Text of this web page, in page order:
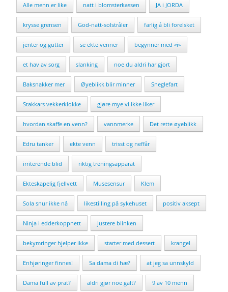
Alle menn er like natt i blomsterkassen JA i JORDA
krysse grensen God-natt-solstråler farlig å bli forelsket
jenter og gutter se ekte venner begynner med «i»
et hav av sorg slanking noe du aldri har gjort
Baksnakker mer Øyeblikk blir minner Sneglefart
Stakkars vekkerklokke gjøre mye vi ikke liker
hvordan skaffe en venn? vannmerke Det rette øyeblikk
Edru tanker ekte venn trisst og neffår
irriterende blid riktig treningsapparat
Ekteskapelig fjellvett Musesensur Klem
Sola snur ikke nå likestilling på sykehuset positiv aksept
Ninja i edderkoppnett justere blinken
bekymringer hjelper ikke starter med dessert krangel
Enhjøringer finnes! Sa dama di hæ? at jeg sa unnskyld
Dama full av prat? aldri gjør noe galt? 9 av 10 menn